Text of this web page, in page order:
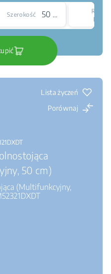
Szerokość 50 cm
Rodzaj
płyty
Lista życzeń
Porównaj
50 cm)